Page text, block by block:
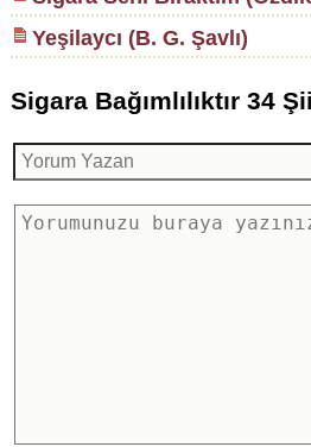
Yeşilaycı (B. G. Şavlı)
Sigara Bağımlılıktır 34